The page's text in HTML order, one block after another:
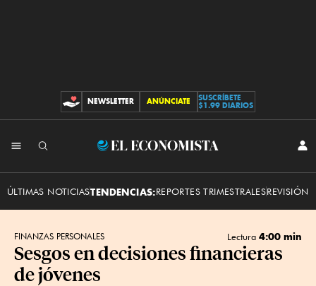
CONTRIBUCIONES
NEWSLETTER ANÚNCIATE
SUSCRÍBETE
$1.99 DIARIOS
El
ÚLTIMAS NOTICIASTENDENCIAS:REPORTES TRIMESTRALESREVISIÓN
FINANZAS PERSONALES Lectura 4:00 min
Sesgos en decisiones financieras
de jóvenes